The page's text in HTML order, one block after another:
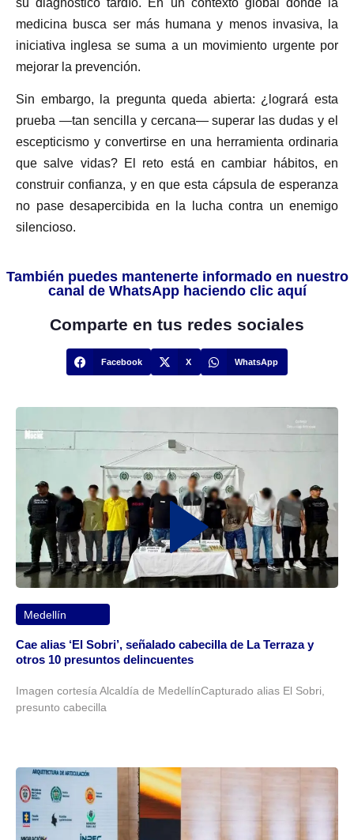
medicina busca ser más humana y menos invasiva, la
iniciativa inglesa se suma a un movimiento urgente por
mejorar la prevención.
Sin embargo, la pregunta queda abierta: ¿logrará esta
prueba —tan sencilla y cercana— superar las dudas y el
escepticismo y convertirse en una herramienta ordinaria
que salve vidas? El reto está en cambiar hábitos, en
construir confianza, y en que esta cápsula de esperanza
no pase desapercibida en la lucha contra un enemigo
silencioso.
También puedes mantenerte informado en nuestro
canal de WhatsApp haciendo clic aquí
Comparte en tus redes sociales
Facebook X WhatsApp
Medellín
Cae alias ‘El Sobri’, señalado cabecilla de La Terraza y
otros 10 presuntos delincuentes
Imagen cortesía Alcaldía de MedellínCapturado alias El Sobri,
presunto cabecilla